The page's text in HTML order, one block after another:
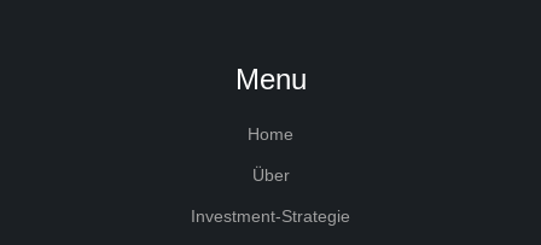
Menu
Home
Über
Investment-Strategie